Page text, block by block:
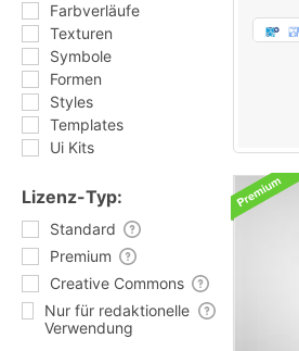
Farbverläufe
Texturen
Symbole
Formen
Styles
Templates
Ui Kits
Lizenz-Typ:
Standard
Premium
Creative Commons
Nur für redaktionelle
Verwendung